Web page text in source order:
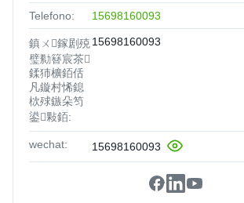
Telefono: 15698160093
鎮ㄨ鎵剧殑
璧勬簮宸茶
鍒犻櫎銆佸
凡鏇村悕鎴
栨殏鏃朵笉
鍙敤銆:
15698160093
wechat: 15698160093